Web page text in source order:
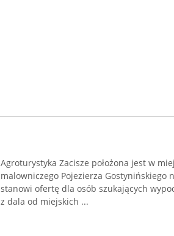
Agroturystyka Zacisze położona jest w
malowniczego Pojezierza Gostynińskiego
stanowi ofertę dla osób szukających
z dala od miejskich ...